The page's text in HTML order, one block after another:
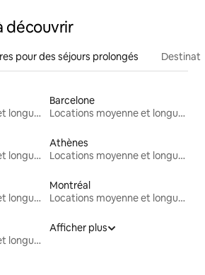
découvrir
pour des séjours prolongés
Locations moyenne et longue durée
Barcelone
Locations moyenne et longue durée
Locations moyenne et longue durée
Athènes
Locations moyenne et longue durée
Locations moyenne et longue durée
Montréal
Locations moyenne et longue durée
Locations moyenne et longue durée
Afficher plus